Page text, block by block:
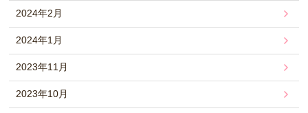
2024年2月
2024年1月
2023年11月
2023年10月